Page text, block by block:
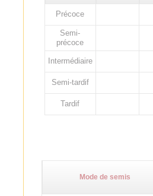
Précoce
Semi-
précoce
Intermédiaire
Semi-tardif
Tardif
Mode de semis